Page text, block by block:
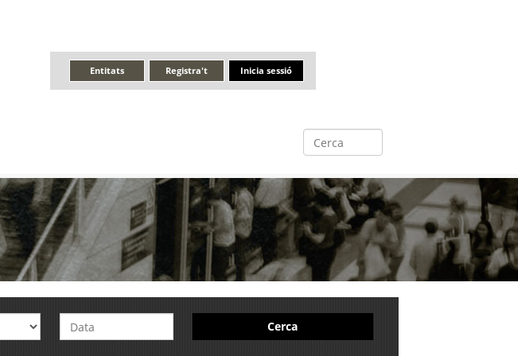
Inicia sessió
Registra't
Entitats
Cerca